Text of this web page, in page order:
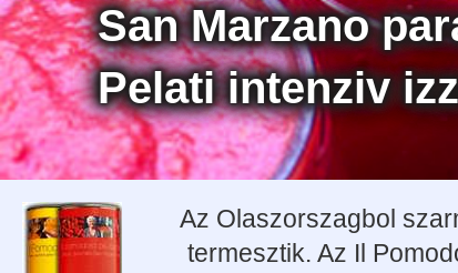
San Marzano
Pelati intenziv
Az Olaszorszagbol
termesztik. Az Il